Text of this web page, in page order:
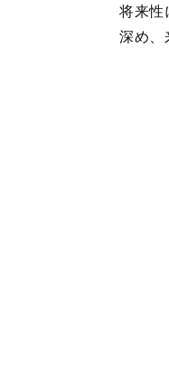
将来性
深め、